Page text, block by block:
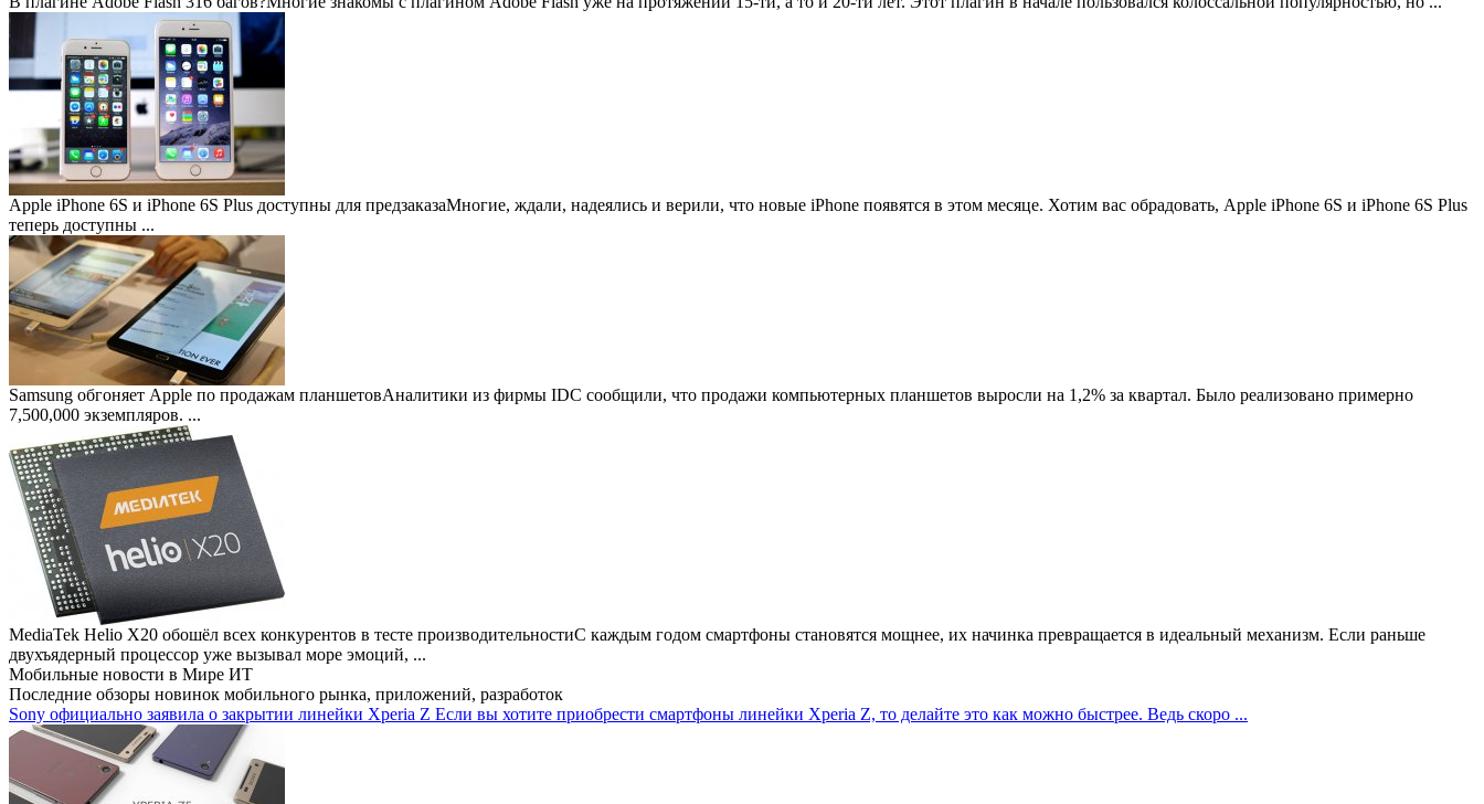
Apple iPhone 6S и iPhone 6S Plus доступны для предзаказаМногие, ждали, надеялись и верили, что новые iPhone появятся в этом месяце. Хотим вас обрадовать, Apple iPhone 6S и iPhone 6S Plus
теперь доступны ...
Samsung обгоняет Apple по продажам планшетовАналитики из фирмы IDC сообщили, что продажи компьютерных планшетов выросли на 1,2% за квартал. Было реализовано примерно
7,500,000 экземпляров. ...
MediaTek Helio X20 обошёл всех конкурентов в тесте производительностиС каждым годом смартфоны становятся мощнее, их начинка превращается в идеальный механизм. Если раньше
двухъядерный процессор уже вызывал море эмоций, ...
Мобильные новости в Мире ИТ
Последние обзоры новинок мобильного рынка, приложений, разработок
Sony официально заявила о закрытии линейки Xperia Z Если вы хотите приобрести смартфоны линейки Xperia Z, то делайте это как можно быстрее. Ведь скоро ...